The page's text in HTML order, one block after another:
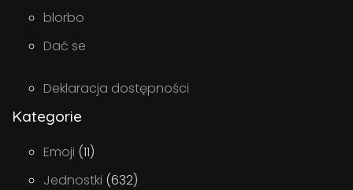
blorbo
Dać se
Deklaracja dostępności
Kategorie
Emoji (11)
Jednostki (632)